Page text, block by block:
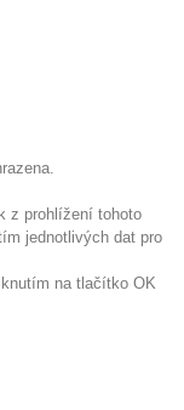
z prohlížení tohoto
jednotlivých dat pro
na tlačítko OK